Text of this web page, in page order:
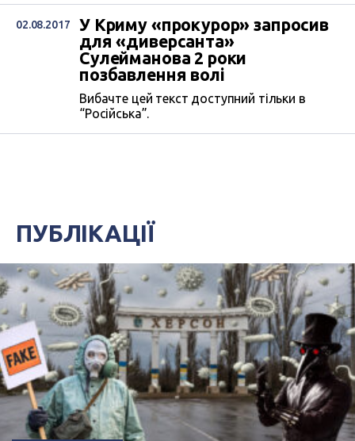
02.08.2017
У Криму «прокурор» запросив
для «диверсанта»
Сулейманова 2 роки
позбавлення волі
Вибачте цей текст доступний тільки в
“Російська”.
ПУБЛІКАЦІЇ